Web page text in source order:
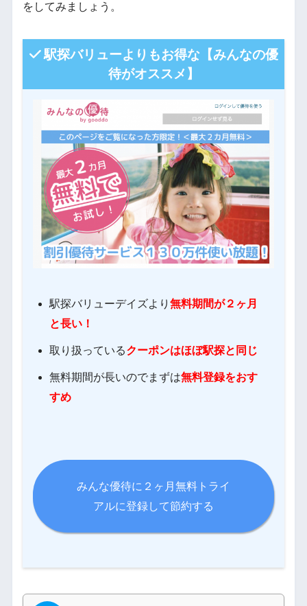
をしてみましょう。
駅探バリューよりもお得な【みんなの優
待がオススメ】
駅探バリューデイズより 無料期間が２ヶ月
と長い！
取り扱っているクーポンはほぼ駅探と同じ
無料期間が長いのでまずは無料登録をおす
すめ
みんな優待に２ヶ月無料トライ
アルに登録して節約する